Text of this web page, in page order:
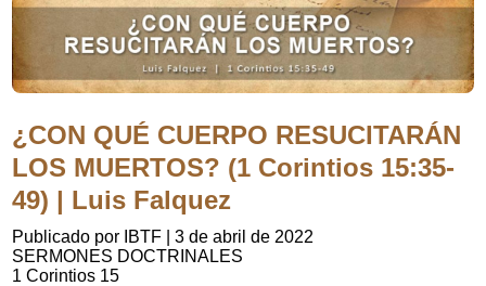
¿CON QUÉ CUERPO RESUCITARÁN
LOS MUERTOS? (1 Corintios 15:35-
49) | Luis Falquez
Publicado por IBTF
3 de abril de 2022
SERMONES DOCTRINALES
1 Corintios 15